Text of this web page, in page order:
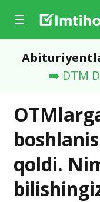
➡️ DTM
qoldi.